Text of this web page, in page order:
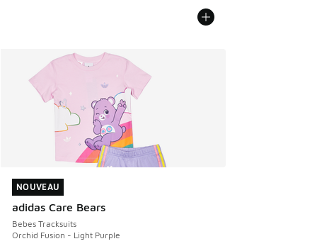
NOUVEAU
adidas Care Bears
Bebes Tracksuits
Orchid Fusion - Light Purple
NOUVEAU